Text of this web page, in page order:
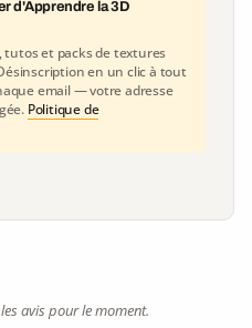
d'Apprendre la 3D
tutos et packs de textures
en un clic à tout
email — votre adresse
Politique de
avis pour le moment.